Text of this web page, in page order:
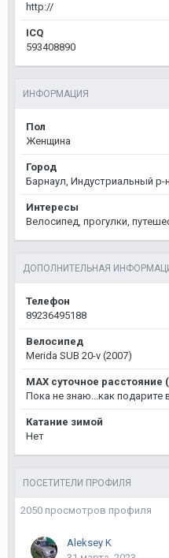
http://
ICQ
593408890
ИНФОРМАЦИЯ
Пол
Женщина
Город
Барнаул, Индустриальный р-н
Интересы
Велосипед, прогулки,
ДОПОЛНИТЕЛЬНАЯ
Телефон
89236495188
Велосипед
Merida SUB 20-v (2007)
MAX суточное расстояние
Пока не знаю...как
Катание зимой
Нет
ПОСЕТИТЕЛИ ПРОФИЛЯ
2050 просмотров профиля
Aleksey K